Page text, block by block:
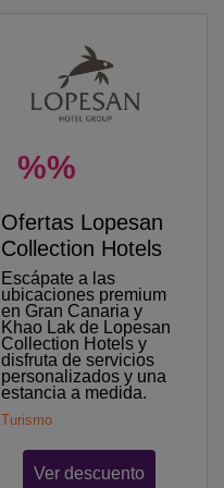
%%
Ofertas Lopesan
Collection Hotels
Escápate a las
ubicaciones premium
en Gran Canaria y
Khao Lak de Lopesan
Collection Hotels y
disfruta de servicios
personalizados y una
estancia a medida.
Turismo
Ver descuento